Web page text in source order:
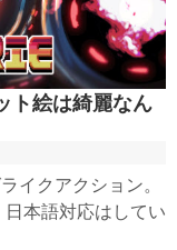
ト絵は綺麗なん
イクアクション。
本語対応はしてい